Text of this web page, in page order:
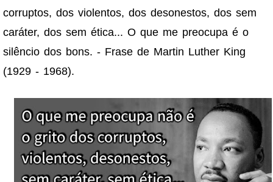
corruptos, dos violentos, dos desonestos, dos sem
caráter, dos sem ética... O que me preocupa é o
silêncio dos bons. - Frase de Martin Luther King
(1929 - 1968).